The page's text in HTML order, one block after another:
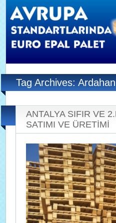
Tag Archives:
ANTALYA SIFIR VE
SATIMI VE ÜRETİMİ